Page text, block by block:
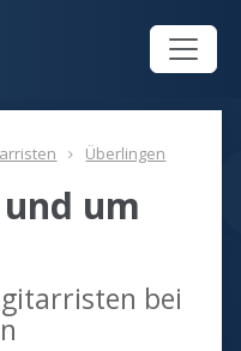
Überlingen
um
bei